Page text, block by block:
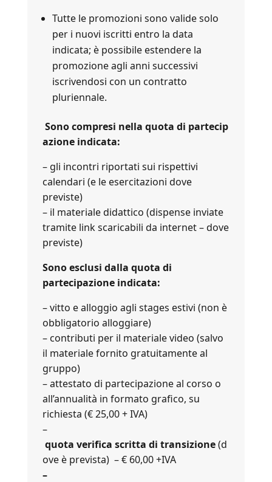
Tutte le promozioni sono valide solo
per i nuovi iscritti entro la data
indicata; è possibile estendere la
promozione agli anni successivi
iscrivendosi con un contratto
pluriennale.
Sono compresi nella quota di partecip
azione indicata:
– gli incontri riportati sui rispettivi
calendari (e le esercitazioni dove
previste)
– il materiale didattico (dispense inviate
tramite link scaricabili da internet – dove
previste)
Sono esclusi dalla quota di
partecipazione indicata:
– vitto e alloggio agli stages estivi (non è
obbligatorio alloggiare)
– contributi per il materiale video (salvo
il materiale fornito gratuitamente al
gruppo)
– attestato di partecipazione al corso o
all’annualità in formato grafico, su
richiesta (€ 25,00 + IVA)
–
quota verifica scritta di transizione(d
ove è prevista) – € 60,00 +IVA
–